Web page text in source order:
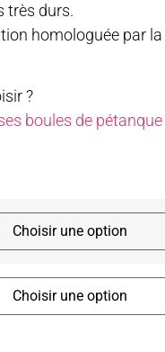
très durs.
homologuée par la
?
boules de pétanque